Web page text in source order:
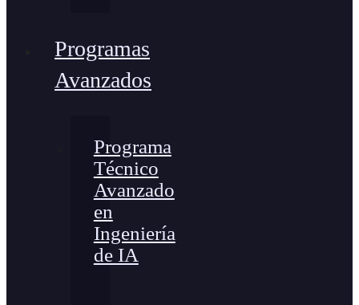
Programas
Avanzados
Programa
Técnico
Avanzado
en
Ingeniería
de IA